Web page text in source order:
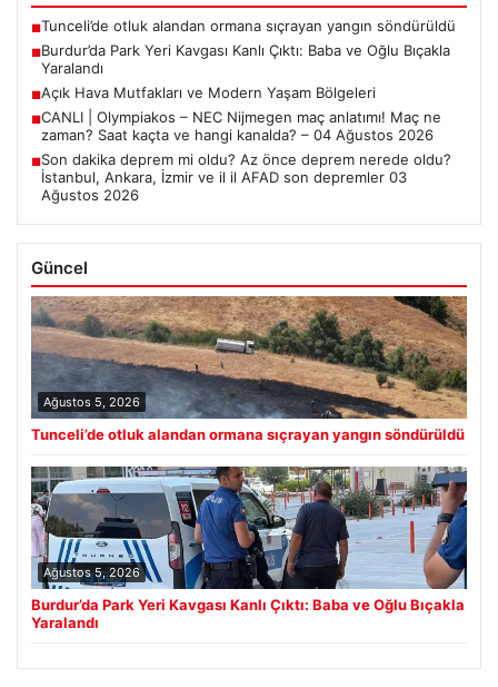
■Tunceli’de otluk alandan ormana sıçrayan yangın söndürüldü
■Burdur’da Park Yeri Kavgası Kanlı Çıktı: Baba ve Oğlu Bıçakla
Yaralandı
■Açık Hava Mutfakları ve Modern Yaşam Bölgeleri
■CANLI | Olympiakos – NEC Nijmegen maç anlatımı! Maç ne
zaman? Saat kaçta ve hangi kanalda? – 04 Ağustos 2026
■Son dakika deprem mi oldu? Az önce deprem nerede oldu?
İstanbul, Ankara, İzmir ve il il AFAD son depremler 03
Ağustos 2026
Güncel
Ağustos 5, 2026
Tunceli’de otluk alandan ormana sıçrayan yangın söndürüldü
Ağustos 5, 2026
Burdur’da Park Yeri Kavgası Kanlı Çıktı: Baba ve Oğlu Bıçakla
Yaralandı